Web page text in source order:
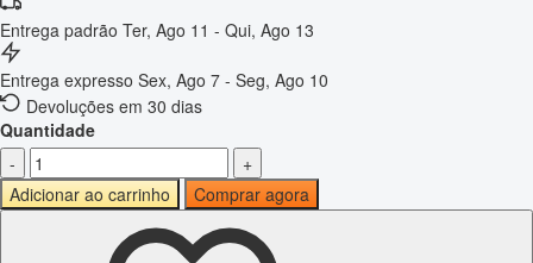
Entrega padrão Ter, Ago 11 - Qui, Ago 13
Entrega expresso Sex, Ago 7 - Seg, Ago 10
Devoluções em 30 dias
Quantidade
-
+
Adicionar ao carrinho
Comprar agora